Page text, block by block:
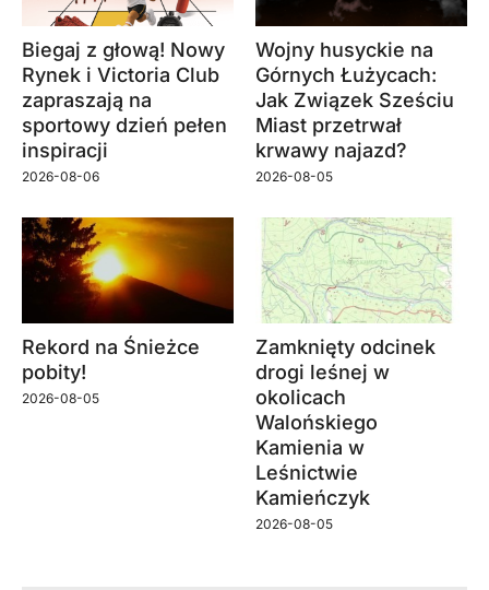
Biegaj z głową! Nowy
Rynek i Victoria Club
zapraszają na
sportowy dzień pełen
inspiracji
2026-08-06
Wojny husyckie na
Górnych Łużycach:
Jak Związek Sześciu
Miast przetrwał
krwawy najazd?
2026-08-05
Rekord na Śnieżce
pobity!
2026-08-05
Zamknięty odcinek
drogi leśnej w
okolicach
Walońskiego
Kamienia w
Leśnictwie
Kamieńczyk
2026-08-05